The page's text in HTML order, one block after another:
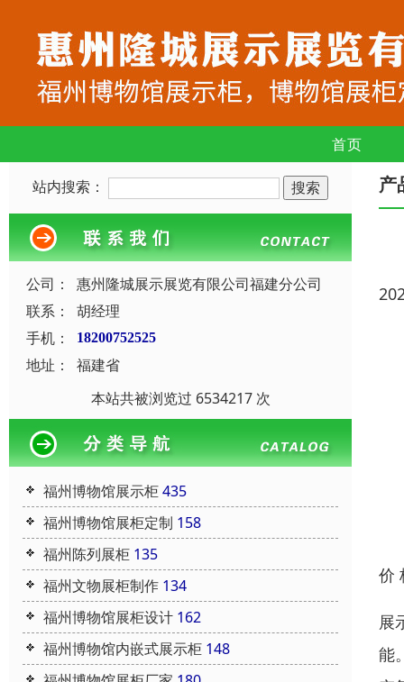
首页
站内搜索：
公司：
惠州隆城展示展览有限公司福建分公司
联系：
胡经理
手机：
18200752525
地址：
福建省
本站共被浏览过 6534217 次
福州博物馆展示柜435
福州博物馆展柜定制 158
福州陈列展柜 135
福州文物展柜制作 134
福州博物馆展柜设计 162
福州博物馆内嵌式展示柜 148
产
价
展
能